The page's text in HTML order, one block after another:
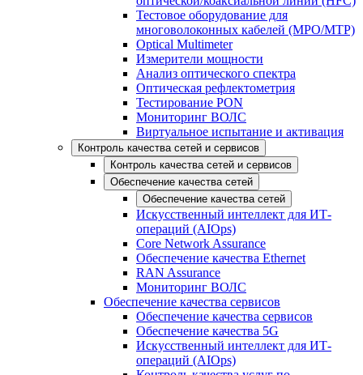
Тестовое оборудование для
многоволоконных кабелей (MPO/MTP)
Optical Multimeter
Измерители мощности
Анализ оптического спектра
Оптическая рефлектометрия
Тестирование PON
Мониторинг ВОЛС
Виртуальное испытание и активация
Контроль качества сетей и сервисов
Контроль качества сетей и сервисов
Обеспечение качества сетей
Обеспечение качества сетей
Искусственный интеллект для ИТ-
операций (AIOps)
Core Network Assurance
Обеспечение качества Ethernet
RAN Assurance
Мониторинг ВОЛС
Обеспечение качества сервисов
Обеспечение качества сервисов
Обеспечение качества 5G
Искусственный интеллект для ИТ-
операций (AIOps)